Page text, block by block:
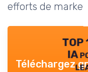
efforts de
TOP
IA
Téléchargez